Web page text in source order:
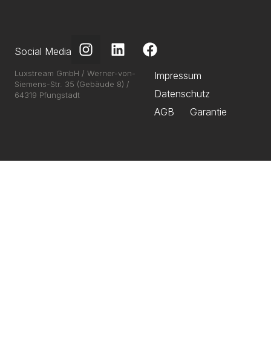
Social Media
Luxstream GmbH / Werner-von-
Siemens-Str. 35 (Gebäude 8) /
64319 Pfungstadt
Impressum
Datenschutz
AGB
Garantie